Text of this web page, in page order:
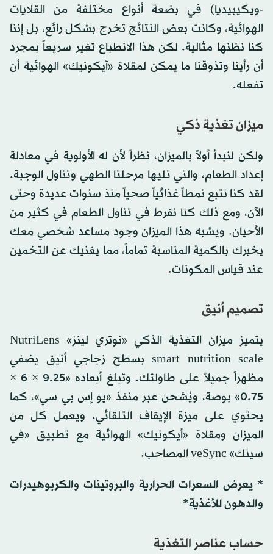
-ويكيبيديا) في بضعة أنواع مختلفة من القلايات
الهوائية، وكانت بعض النتائج تخرج بشكل رائع، بل إننا
كنا نظنها مثالية. لكن هذا الانطباع تغير سريعاً بمجرد
أن رأينا وتذوقنا ما يمكن لمقلاة «آيكونيك» الهوائية أن
تفعله.
ميزان تغذية ذكي
ولكن لنبدأ أولاً بالميزان، نظراً لأن له الأولوية في معادلة
إعداد الطعام، والتي تليها مرحلتا الطهي وتناول الوجبة.
لقد كنا نتبع نمطاً غذائياً صحياً منذ سنوات عديدة وحتى
الآن، ومع ذلك كنا نفرط في تناول الطعام في كثير من
الأحيان. ويشبه هذا الميزان وجود مساعد شخصي معك
يخبرك بالكمية المناسبة تماماً، مما يغنيك عن التخمين
عند قياس المكونات.
تصميم أنيق
يتميز ميزان التغذية الذكي «نوتري لينز» NutriLens
smart nutrition scale بسطح زجاجي أنيق يضفي
مظهراً جميلاً على طاولتك. وتبلغ أبعاده «9.25 × 6 ×
0.75» بوصة، ويُشحن عبر منفذ «يو إس بي سي»، كما
يحتوي على ميزة الإيقاف التلقائي. ويعمل كل من
الميزان ومقلاة «أيكونيك» الهوائية مع تطبيق «في
سينك» veSync المصاحب.
* يعرض السعرات الحرارية والبروتينات والكربوهيدرات
والدهون للأغذية*
حساب عناصر التغذية